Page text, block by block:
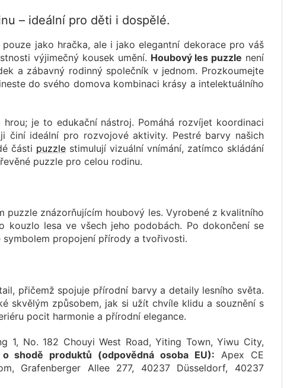
– ideální pro děti i dospělé.
jako hračka, ale i jako elegantní dekorace pro váš
výjimečný kousek umění. Houbový les puzzle není
a zábavný rodinný společník v jednom. Prozkoumejte
do svého domova kombinaci krásy a intelektuálního
je to edukační nástroj. Pomáhá rozvíjet koordinaci
činí ideální pro rozvojové aktivity. Pestré barvy našich
části puzzle stimulují vizuální vnímání, zatímco skládání
puzzle pro celou rodinu.
znázorňujícím houbový les. Vyrobené z kvalitního
lesa ve všech jeho podobách. Po dokončení se
symbolem propojení přírody a tvořivosti.
přičemž spojuje přírodní barvy a detaily lesního světa.
skvělým způsobem, jak si užít chvíle klidu a souznění s
pocit harmonie a přírodní elegance.
1, No. 182 Chouyi West Road, Yiting Town, Yiwu City,
o shodě produktů (odpovědná osoba EU): Apex CE
Grafenberger Allee 277, 40237 Düsseldorf, 40237